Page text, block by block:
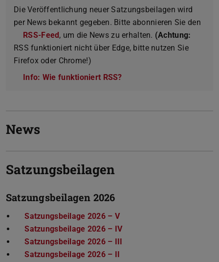
Die Veröffentlichung neuer Satzungsbeilagen wird
per News bekannt gegeben. Bitte abonnieren Sie den
RSS-Feed , um die News zu erhalten. (Achtung:
RSS funktioniert nicht über Edge, bitte nutzen Sie
Firefox oder Chrome!)
Info: Wie funktioniert RSS?
News
Satzungsbeilagen
Satzungsbeilagen 2026
Satzungsbeilage 2026 – V(PDF-Datei)
(wird in neuem Tab
Satzungsbeilage 2026 – IV(PDF-Datei)
(wird in neuem Tab
Satzungsbeilage 2026 – III
Satzungsbeilage 2026 – II